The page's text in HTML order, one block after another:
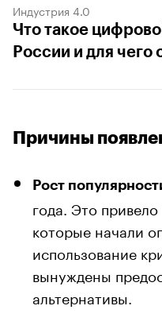
Индустрия 4.0
Что такое
России и для чего
Причины
Рост
года. Это
которые начали
использование
вынуждены
альтернативы.